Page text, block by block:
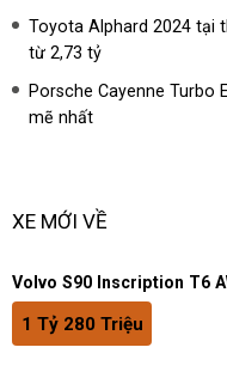
Toyota Alphard 2024 tại
từ 2,73 tỷ
Porsche Cayenne Turbo
mẽ nhất
XE MỚI VỀ
Volvo S90 Inscription T6
1 Tỷ 280 Triệu